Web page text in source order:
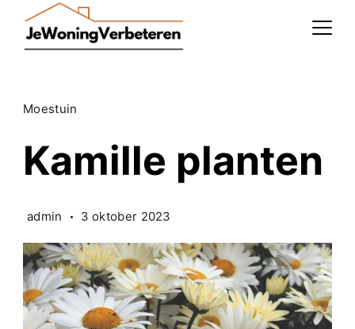
Moestuin
Kamille planten
admin 3 oktober 2023